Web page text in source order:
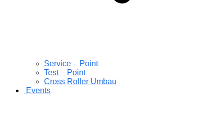
Service – Point
Test – Point
Cross Roller Umbau
Events